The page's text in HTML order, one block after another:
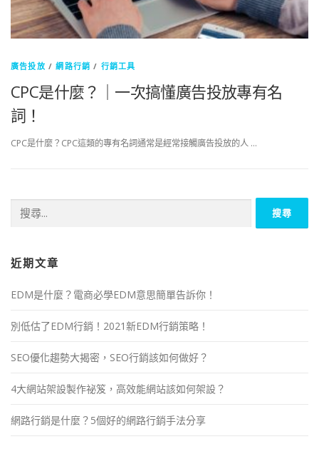
廣告投放 /網路行銷 / 行銷工具
CPC是什麼？｜一次搞懂廣告投放專有名
詞！
CPC是什麼？CPC這類的專有名詞通常是經常接觸廣告投放的人 …
近期文章
EDM是什麼？電商必學EDM意思簡單告訴你！
別低估了EDM行銷！2021新EDM行銷策略！
SEO優化趨勢大揭密，SEO行銷該如何做好？
4大網站架設製作祕笈，高效能網站該如何架設？
網路行銷是什麼？5個好的網路行銷手法分享